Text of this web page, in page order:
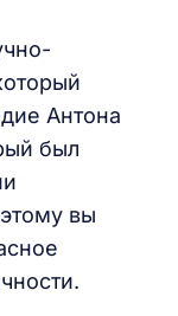
Антона
был
вы